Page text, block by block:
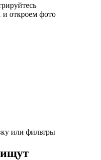
и откроем фото
или фильтры
ищут